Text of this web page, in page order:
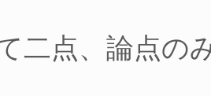
二点、論点の